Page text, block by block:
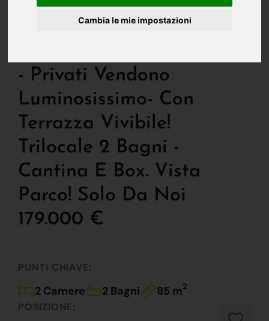
Cambia le mie impostazioni
IN VENDITA
Bergamo - Boccaleone -
- Privati Vendono
Luminosissimo- Con
Terrazza Vivibile!
Trilocale 2 Bagni -
Cantina E Box. Vista
Parco! Solo Da Noi
179.000 €
PUNTI CHIAVE:
2 Camere 2 Bagni 85 m2
POSIZIONE: